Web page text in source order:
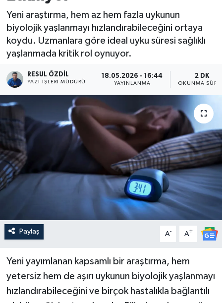
Yeni araştırma, hem az hem fazla uykunun
biyolojik yaşlanmayı hızlandırabileceğini ortaya
koydu. Uzmanlara göre ideal uyku süresi sağlıklı
yaşlanmada kritik rol oynuyor.
RESUL ÖZDIL
YAZI İŞLERI MÜDÜRÜ
18.05.2026 - 16:44
YAYINLANMA
2 DK
OKUNMA
Paylaş A- A+
Yeni yayımlanan kapsamlı bir araştırma, hem
yetersiz hem de aşırı uykunun biyolojik yaşlanmayı
hızlandırabileceğini ve birçok hastalıkla bağlantılı